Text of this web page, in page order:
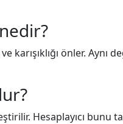
karışıklığı önler. Aynı
Hesaplayıcı bunu